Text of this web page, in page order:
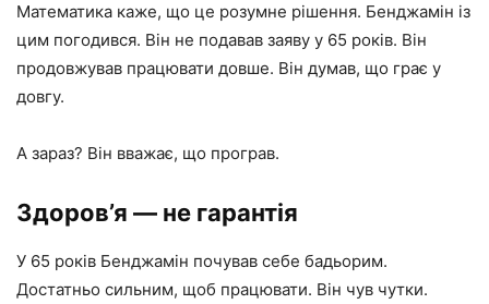
Математика каже, що це розумне рішення. Бенджамін із
цим погодився. Він не подавав заяву у 65 років. Він
продовжував працювати довше. Він думав, що грає у
довгу.
А зараз? Він вважає, що програв.
Здоров’я — не гарантія
У 65 років Бенджамін почував себе бадьорим.
Достатньо сильним, щоб працювати. Він чув чутки.